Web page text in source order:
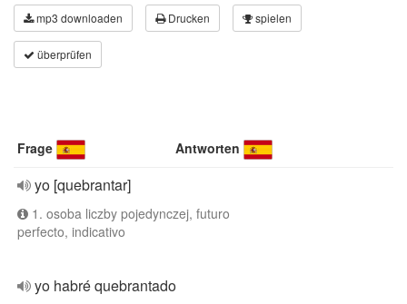
mp3 downloaden Drucken spielen
überprüfen
Frage Antworten
yo [quebrantar]
1. osoba liczby pojedynczej, futuro
perfecto, indicativo
yo habré quebrantado